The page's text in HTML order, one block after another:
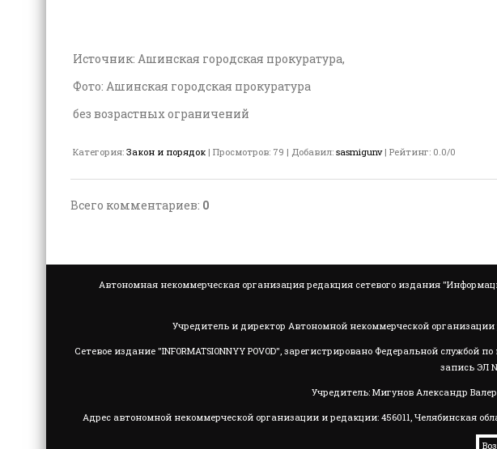
Источник: Ашинская городская прокуратура,
Фото: Ашинская городская прокуратура
без возрастных ограничений
Категория: Закон и порядок | Просмотров: 79 | Добавил: sasmigunv | Рейтинг: 0.0/0
Всего комментариев: 0
Автономная некоммерческая организация редакция сетевого издания
Учредитель и директор Автономной некоммерческой
Сетевое издание "INFORMATSIONNYY POVOD", зарегистрировано Федеральной
запись ЭЛ
Учредитель: Мигунов Александр
Адрес автономной некоммерческой организации и редакции: 456011, Челябинская